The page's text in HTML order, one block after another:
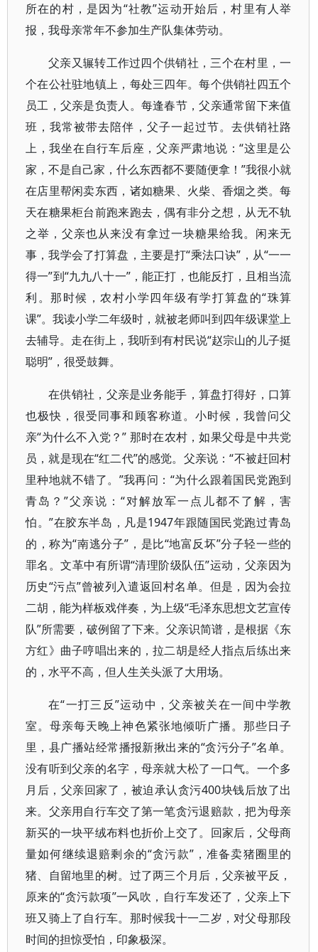
所在的村，是因为“社教”运动开始后，村里有人举
报，我母亲常年不参加生产队集体劳动。
父亲又辗转工作过四个供销社，三个在村里，一
个在公社驻地镇上，每处三四年。每个供销社四五个
员工，父亲是负责人。每逢春节，父亲通常留下来值
班，我常被带去陪伴，父子一起过节。去供销社路
上，我坐在自行车后座，父亲严肃地说：“这里是公
家，不是自己家，什么东西都不要随便拿！”我很小就
在店里帮闲卖东西，诸如糖果、火柴、香烟之类。每
天在糖果柜台前跑来跑去，偶有非分之想，从无不轨
之举，父亲也从来没有拿过一块糖果给我。闲来无
事，我学会了打算盘，主要是打“乘法口诀”，从“一一
得一”到“九九八十一”，能正打，也能反打，且相当流
利。那时候，农村小学四年级有学打算盘的“珠算
课”。我读小学二年级时，就被老师叫到四年级课堂上
去辅导。走在街上，我听到有村民说“赵宗山的儿子挺
聪明”，很受鼓舞。
在供销社，父亲是业务能手，算盘打得好，口算
也极快，很受同事和顾客称道。小时候，我曾问父
亲“为什么不入党？” 那时在农村，如果父母是中共党
员，就是现在“红二代”的感觉。父亲说：“不被赶回村
里种地就不错了。”我再问：“为什么跟着国民党跑到
青岛？”父亲说：“对解放军一点儿都不了解，害
怕。”在胶东半岛，凡是1947年跟随国民党跑过青岛
的，称为“南逃分子”，是比“地富反坏”分子轻一些的
罪名。文革中有所谓“清理阶级队伍”运动，父亲因为
历史“污点”曾被列入遣返回村名单。但是，因为会拉
二胡，能为样板戏伴奏，为上级“毛泽东思想文艺宣传
队”所需要，破例留了下来。父亲识简谱，是根据《东
方红》曲子哼唱出来的，拉二胡是经人指点后练出来
的，水平不高，但人生关头派了大用场。
在“一打三反”运动中，父亲被关在一间中学教
室。母亲每天晚上神色紧张地倾听广播。那些日子
里，县广播站经常播报新揪出来的“贪污分子”名单。
没有听到父亲的名字，母亲就大松了一口气。一个多
月后，父亲回家了，被迫承认贪污400块钱后放了出
来。父亲用自行车交了第一笔贪污退赔款，把为母亲
新买的一块平绒布料也折价上交了。回家后，父母商
量如何继续退赔剩余的“贪污款”，准备卖猪圈里的
猪、自留地里的树。过了两三个月后，父亲被平反，
原来的“贪污款项”一风吹，自行车发还了，父亲上下
班又骑上了自行车。那时候我十一二岁，对父母那段
时间的担惊受怕，印象极深。